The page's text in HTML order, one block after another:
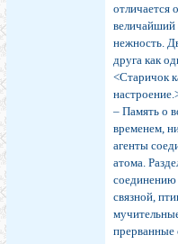
отличается
величайший
нежность.
друга как
<Старичок
– Память о
временем,
агенты
атома.
связной,
прерванные